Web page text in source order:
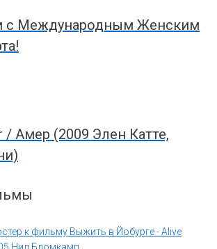
с Международным Женским
/ Амер (2009 Элен Катте,